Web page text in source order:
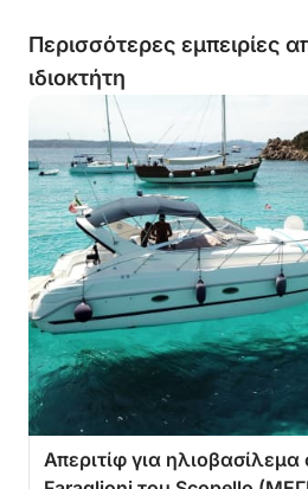
Περισσότερες εμπειρίες
ιδιοκτήτη
Απεριτίφ για ηλιοβασίλεμα